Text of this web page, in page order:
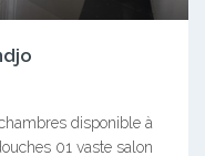
disponible à
01 vaste salon